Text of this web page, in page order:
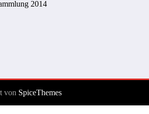
von SpiceThemes